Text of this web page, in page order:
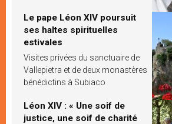
Le pape Léon XIV poursuit
ses haltes spirituelles
estivales
Visites privées du sanctuaire de
Vallepietra et de deux monastères
bénédictins à Subiaco
Léon XIV : « Une soif de
justice, une soif de charité